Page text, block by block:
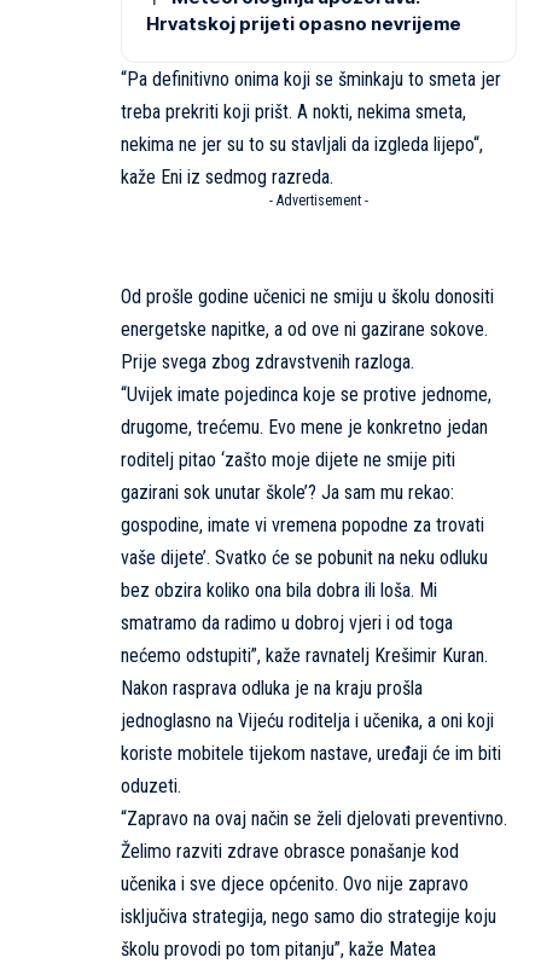
Hrvatskoj prijeti opasno nevrijeme
“Pa definitivno onima koji se šminkaju to smeta jer
treba prekriti koji prišt. A nokti, nekima smeta,
nekima ne jer su to su stavljali da izgleda lijepo“,
kaže Eni iz sedmog razreda.
- Advertisement -
Od prošle godine učenici ne smiju u školu donositi
energetske napitke, a od ove ni gazirane sokove.
Prije svega zbog zdravstvenih razloga.
“Uvijek imate pojedinca koje se protive jednome,
drugome, trećemu. Evo mene je konkretno jedan
roditelj pitao ‘zašto moje dijete ne smije piti
gazirani sok unutar škole’? Ja sam mu rekao:
gospodine, imate vi vremena popodne za trovati
vaše dijete’. Svatko će se pobunit na neku odluku
bez obzira koliko ona bila dobra ili loša. Mi
smatramo da radimo u dobroj vjeri i od toga
nećemo odstupiti”, kaže ravnatelj Krešimir Kuran.
Nakon rasprava odluka je na kraju prošla
jednoglasno na Vijeću roditelja i učenika, a oni koji
koriste mobitele tijekom nastave, uređaji će im biti
oduzeti.
“Zapravo na ovaj način se želi djelovati preventivno.
Želimo razviti zdrave obrasce ponašanje kod
učenika i sve djece općenito. Ovo nije zapravo
isključiva strategija, nego samo dio strategije koju
školu provodi po tom pitanju”, kaže Matea